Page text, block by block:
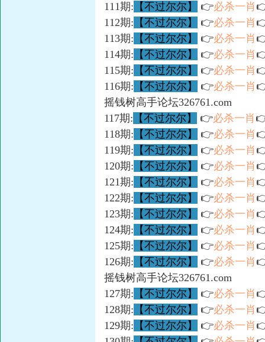
111期: 【不过尔尔】 👉必杀一肖
112期: 【不过尔尔】 👉必杀一肖
113期: 【不过尔尔】 👉必杀一肖
114期: 【不过尔尔】 👉必杀一肖
115期: 【不过尔尔】 👉必杀一肖
116期: 【不过尔尔】 👉必杀一肖
摇钱树高手论坛326761.com
117期: 【不过尔尔】 👉必杀一肖
118期: 【不过尔尔】 👉必杀一肖
119期: 【不过尔尔】 👉必杀一肖
120期: 【不过尔尔】 👉必杀一肖
121期: 【不过尔尔】 👉必杀一肖
122期: 【不过尔尔】 👉必杀一肖
123期: 【不过尔尔】 👉必杀一肖
124期: 【不过尔尔】 👉必杀一肖
125期: 【不过尔尔】 👉必杀一肖
126期: 【不过尔尔】 👉必杀一肖
摇钱树高手论坛326761.com
127期: 【不过尔尔】 👉必杀一肖
128期: 【不过尔尔】 👉必杀一肖
129期: 【不过尔尔】 👉必杀一肖